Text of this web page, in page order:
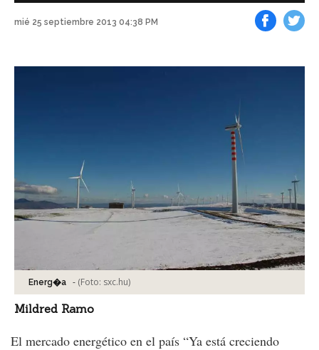
mié 25 septiembre 2013 04:38 PM
Energ�a - (Foto: sxc.hu)
Mildred Ramo
El mercado energético en el país “Ya está creciendo